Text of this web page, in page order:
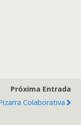
Próxima Entrada
Colaborativa